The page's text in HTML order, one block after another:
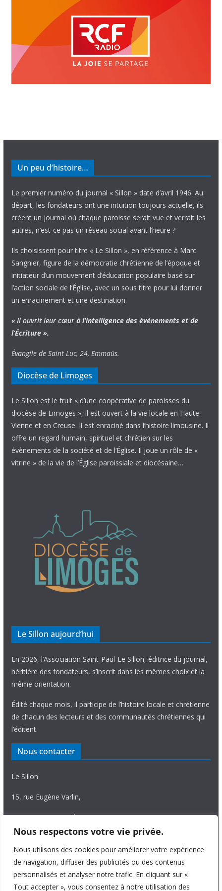
Nous respectons votre vie privée.
Nous utilisons des cookies pour améliorer votre expérience
de navigation, diffuser des publicités ou des contenus
personnalisés et analyser notre trafic. En cliquant sur «
Tout accepter », vous consentez à notre utilisation des
Un peu d’histoire…
Le premier numéro du journal « Sillon » date d’avril 1946. Au
départ, les fondateurs ont une intuition toujours actuelle, ils
créent un journal où chaque paroisse serait vue et verrait les
autres, n’est-ce pas un réseau social avant l’heure ?
Ils choisissent pour titre « Le Sillon », en référence à Marc
Sangnier, figure de la démocratie chrétienne de l’époque et
initiateur d’un mouvement d’éducation populaire basé sur
l’action sociale de l’Église, avec un sous titre pour lui donner
un enracinement et une destination.
« Il ouvrit leur cœur à l’intelligence des évènements et de
l’Écriture ».
Évangile de Saint Luc, 24, Emmaüs.
Diocèse de Limoges
Le Sillon est le fruit « d’une coopérative de paroisses du
diocèse de Limoges », il est ouvert à la vie locale en Haute-
Vienne et en Creuse. Il est enraciné dans l’histoire limousine. Il
offre un regard humain, spirituel et chrétien sur les
évènements de la société et de l’Église. Il joue un rôle de «
vitrine » de la vie de l’Église paroissiale et diocésaine…
Le Sillon aujourd’hui
En 2026, l’Association Saint-Paul-Le Sillon, éditrice du journal,
héritière des fondateurs, s’inscrit dans les mêmes choix et la
même orientation.
Édité chaque mois, il participe de l’histoire locale et chrétienne
de chacun des lecteurs et des communautés chrétiennes qui
l’éditent.
Nous contacter
Le Sillon
15, rue Eugène Varlin,
87036 Limoges Cedex.
Tél. 05 55 06 14 15
Nous écrire